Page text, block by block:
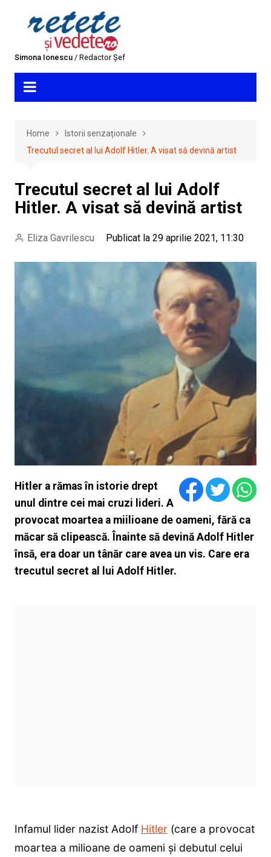
Simona Ionescu/ Redactor Șef
Home
Istorii senzaționale
Trecutul secret al lui Adolf Hitler. A visat să devină artist
Trecutul secret al lui Adolf
Hitler. A visat să devină artist
Eliza Gavrilescu Publicat la 29 aprilie 2021, 11:30
Hitler a rămas în istorie drept
unul dintre cei mai cruzi lideri. A
provocat moartea a miilioane de oameni, fără ca
măcar să clipească. Înainte să devină Adolf Hitler
însă, era doar un tânăr care avea un vis. Care era
trecutul secret al lui Adolf Hitler.
Infamul lider nazist Adolf Hitler(care a provocat
moartea a milioane de oameni și debutul celui